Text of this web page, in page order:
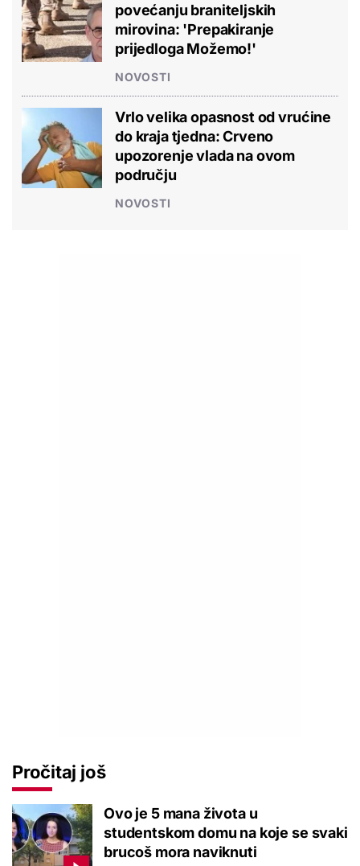
povećanju braniteljskih
mirovina: 'Prepakiranje
prijedloga Možemo!'
NOVOSTI
Vrlo velika opasnost od vrućine
do kraja tjedna: Crveno
upozorenje vlada na ovom
području
NOVOSTI
Pročitaj još
Ovo je 5 mana života u
studentskom domu na koje se svaki
brucoš mora naviknuti